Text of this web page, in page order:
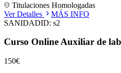
Titulaciones Homologadas
Ver Detalles
MÁS INFO
SANIDADID: s2
Curso Online Auxiliar de
150€